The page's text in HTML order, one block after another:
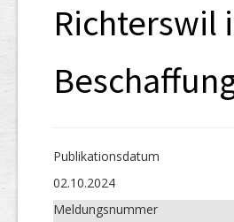
Richterswil
Publikations­datum
02.10.2024
Meldungs­nummer